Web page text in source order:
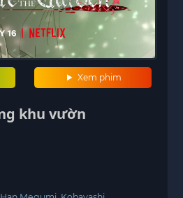
Xem phim
khu vườn